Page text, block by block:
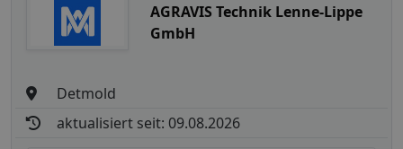
AGRAVIS Technik Lenne-Lippe
GmbH
Detmold
aktualisiert seit: 09.08.2026